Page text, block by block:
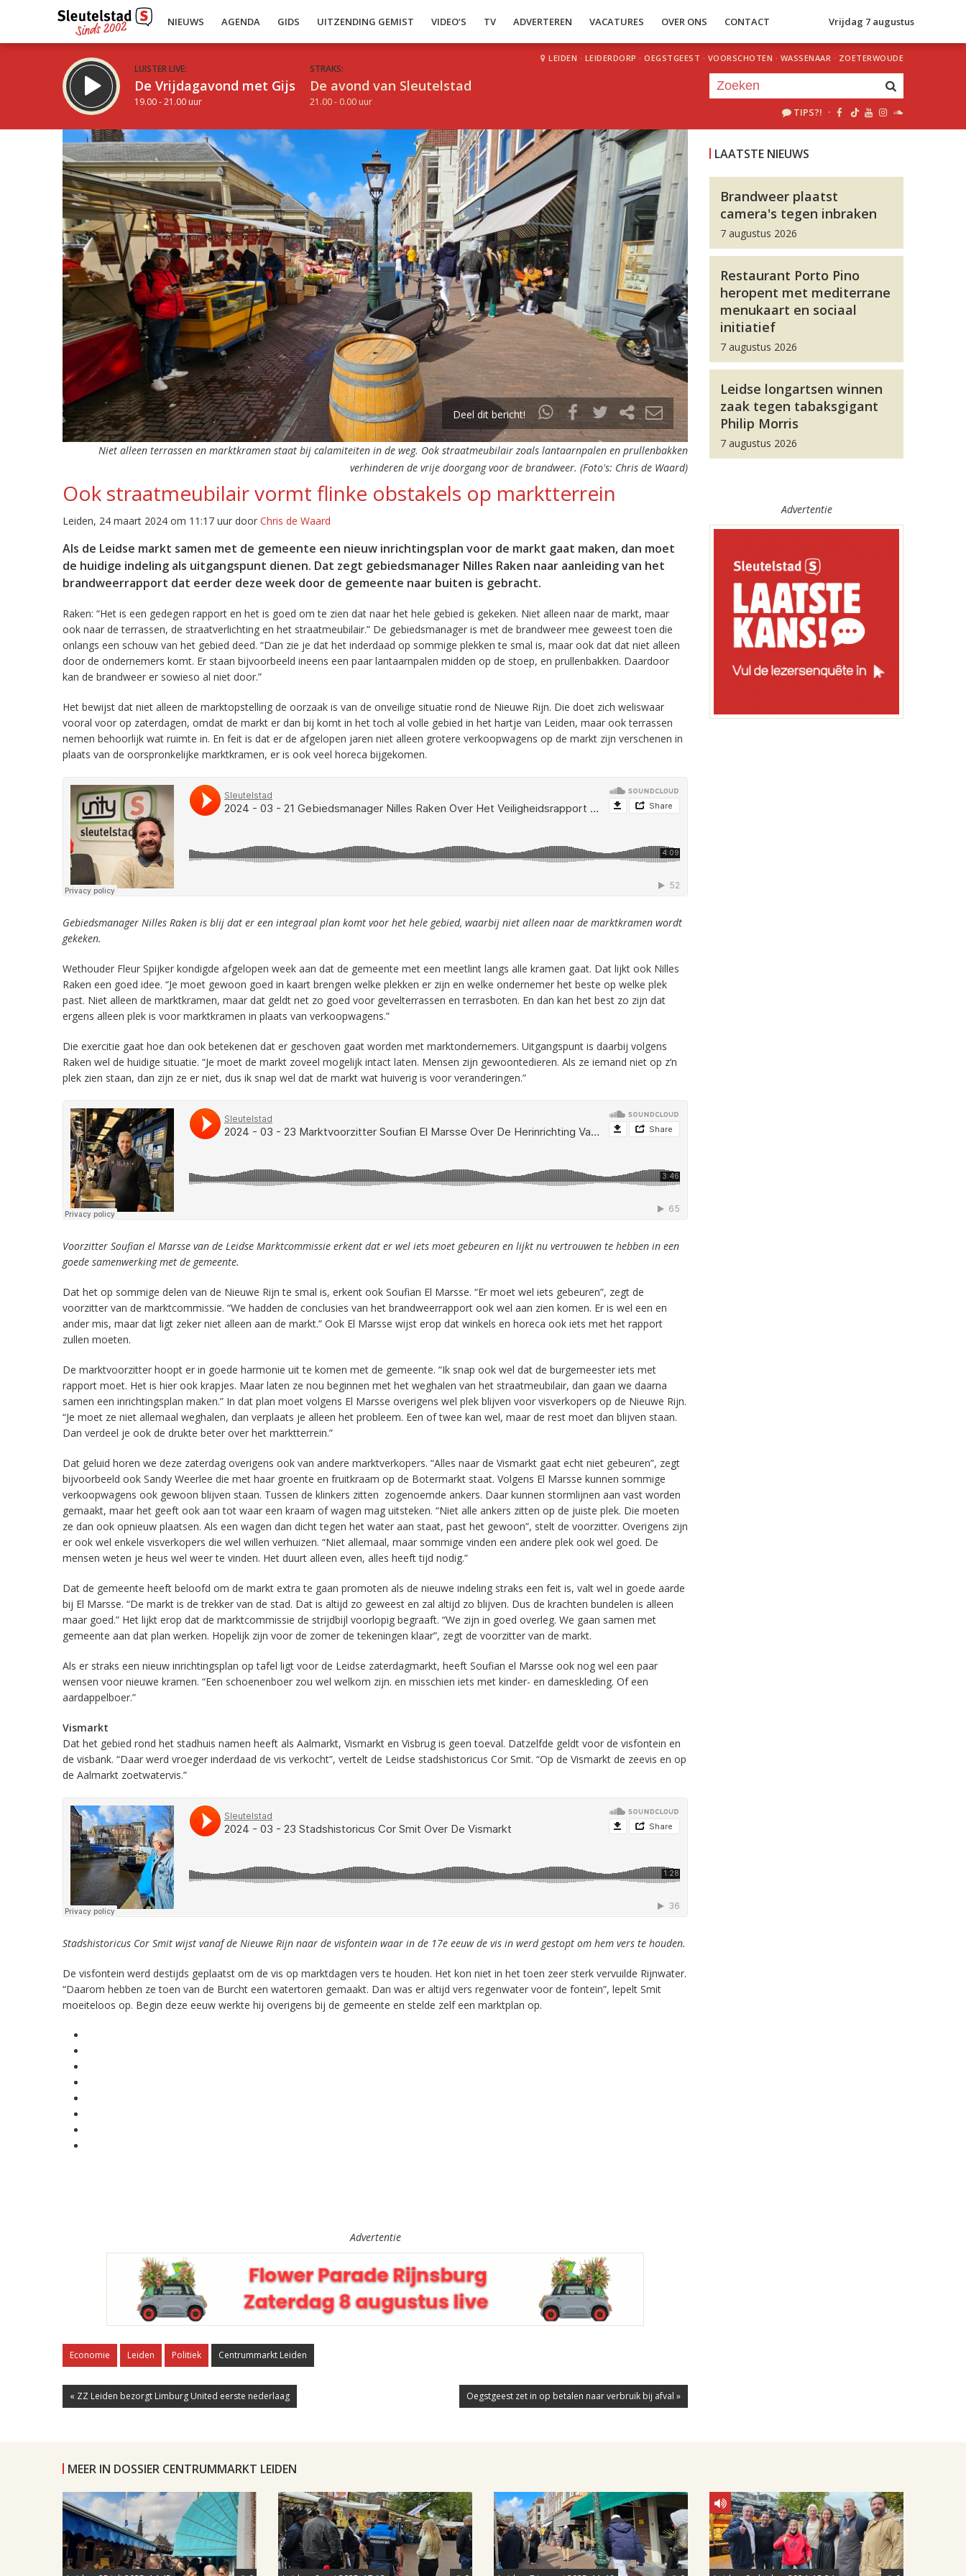
NIEUWS AGENDA GIDS UITZENDING GEMIST VIDEO’S TV ADVERTEREN VACATURES OVER ONS CONTACT Vrijdag 7 augustus
LUISTER LIVE:
De Vrijdagavond met Gijs
19.00 - 21.00 uur
STRAKS:
De avond van Sleutelstad
21.00 - 0.00 uur
LEIDEN · LEIDERDORP · OEGSTGEEST · VOORSCHOTEN · WASSENAAR · ZOETERWOUDE
TIPS?! ·
Inklappen
Deel dit bericht!
Niet alleen terrassen en marktkramen staat bij calamiteiten in de weg. Ook straatmeubilair zoals lantaarnpalen en prullenbakken
verhinderen de vrije doorgang voor de brandweer. (Foto's: Chris de Waard)
Ook straatmeubilair vormt flinke obstakels op marktterrein
Leiden, 24 maart 2024 om 11:17 uur door Chris de Waard
Als de Leidse markt samen met de gemeente een nieuw inrichtingsplan voor de markt gaat maken, dan moet
de huidige indeling als uitgangspunt dienen. Dat zegt gebiedsmanager Nilles Raken naar aanleiding van het
brandweerrapport dat eerder deze week door de gemeente naar buiten is gebracht.
Raken: “Het is een gedegen rapport en het is goed om te zien dat naar het hele gebied is gekeken. Niet alleen naar de markt, maar
ook naar de terrassen, de straatverlichting en het straatmeubilair.” De gebiedsmanager is met de brandweer mee geweest toen die
onlangs een schouw van het gebied deed. “Dan zie je dat het inderdaad op sommige plekken te smal is, maar ook dat dat niet alleen
door de ondernemers komt. Er staan bijvoorbeeld ineens een paar lantaarnpalen midden op de stoep, en prullenbakken. Daardoor
kan de brandweer er sowieso al niet door.”
Het bewijst dat niet alleen de marktopstelling de oorzaak is van de onveilige situatie rond de Nieuwe Rijn. Die doet zich weliswaar
vooral voor op zaterdagen, omdat de markt er dan bij komt in het toch al volle gebied in het hartje van Leiden, maar ook terrassen
nemen behoorlijk wat ruimte in. En feit is dat er de afgelopen jaren niet alleen grotere verkoopwagens op de markt zijn verschenen in
plaats van de oorspronkelijke marktkramen, er is ook veel horeca bijgekomen.
Gebiedsmanager Nilles Raken is blij dat er een integraal plan komt voor het hele gebied, waarbij niet alleen naar de marktkramen wordt
gekeken.
Wethouder Fleur Spijker kondigde afgelopen week aan dat de gemeente met een meetlint langs alle kramen gaat. Dat lijkt ook Nilles
Raken een goed idee. “Je moet gewoon goed in kaart brengen welke plekken er zijn en welke ondernemer het beste op welke plek
past. Niet alleen de marktkramen, maar dat geldt net zo goed voor gevelterrassen en terrasboten. En dan kan het best zo zijn dat
ergens alleen plek is voor marktkramen in plaats van verkoopwagens.”
Die exercitie gaat hoe dan ook betekenen dat er geschoven gaat worden met marktondernemers. Uitgangspunt is daarbij volgens
Raken wel de huidige situatie. “Je moet de markt zoveel mogelijk intact laten. Mensen zijn gewoontedieren. Als ze iemand niet op z’n
plek zien staan, dan zijn ze er niet, dus ik snap wel dat de markt wat huiverig is voor veranderingen.”
Voorzitter Soufian el Marsse van de Leidse Marktcommissie erkent dat er wel iets moet gebeuren en lijkt nu vertrouwen te hebben in een
goede samenwerking met de gemeente.
Dat het op sommige delen van de Nieuwe Rijn te smal is, erkent ook Soufian El Marsse. “Er moet wel iets gebeuren”, zegt de
voorzitter van de marktcommissie. “We hadden de conclusies van het brandweerrapport ook wel aan zien komen. Er is wel een en
ander mis, maar dat ligt zeker niet alleen aan de markt.” Ook El Marsse wijst erop dat winkels en horeca ook iets met het rapport
zullen moeten.
De marktvoorzitter hoopt er in goede harmonie uit te komen met de gemeente. “Ik snap ook wel dat de burgemeester iets met
rapport moet. Het is hier ook krapjes. Maar laten ze nou beginnen met het weghalen van het straatmeubilair, dan gaan we daarna
samen een inrichtingsplan maken.” In dat plan moet volgens El Marsse overigens wel plek blijven voor visverkopers op de Nieuwe Rijn.
“Je moet ze niet allemaal weghalen, dan verplaats je alleen het probleem. Een of twee kan wel, maar de rest moet dan blijven staan.
Dan verdeel je ook de drukte beter over het marktterrein.”
Dat geluid horen we deze zaterdag overigens ook van andere marktverkopers. “Alles naar de Vismarkt gaat echt niet gebeuren”, zegt
bijvoorbeeld ook Sandy Weerlee die met haar groente en fruitkraam op de Botermarkt staat. Volgens El Marsse kunnen sommige
verkoopwagens ook gewoon blijven staan. Tussen de klinkers zitten zogenoemde ankers. Daar kunnen stormlijnen aan vast worden
gemaakt, maar het geeft ook aan tot waar een kraam of wagen mag uitsteken. “Niet alle ankers zitten op de juiste plek. Die moeten
ze dan ook opnieuw plaatsen. Als een wagen dan dicht tegen het water aan staat, past het gewoon”, stelt de voorzitter. Overigens zijn
er ook wel enkele visverkopers die wel willen verhuizen. “Niet allemaal, maar sommige vinden een andere plek ook wel goed. De
mensen weten je heus wel weer te vinden. Het duurt alleen even, alles heeft tijd nodig.”
Dat de gemeente heeft beloofd om de markt extra te gaan promoten als de nieuwe indeling straks een feit is, valt wel in goede aarde
bij El Marsse. “De markt is de trekker van de stad. Dat is altijd zo geweest en zal altijd zo blijven. Dus de krachten bundelen is alleen
maar goed.” Het lijkt erop dat de marktcommissie de strijdbijl voorlopig begraaft. “We zijn in goed overleg. We gaan samen met
gemeente aan dat plan werken. Hopelijk zijn voor de zomer de tekeningen klaar”, zegt de voorzitter van de markt.
Als er straks een nieuw inrichtingsplan op tafel ligt voor de Leidse zaterdagmarkt, heeft Soufian el Marsse ook nog wel een paar
wensen voor nieuwe kramen. “Een schoenenboer zou wel welkom zijn. en misschien iets met kinder- en dameskleding. Of een
aardappelboer.”
Vismarkt
Dat het gebied rond het stadhuis namen heeft als Aalmarkt, Vismarkt en Visbrug is geen toeval. Datzelfde geldt voor de visfontein en
de visbank. “Daar werd vroeger inderdaad de vis verkocht”, vertelt de Leidse stadshistoricus Cor Smit. “Op de Vismarkt de zeevis en op
de Aalmarkt zoetwatervis.”
Stadshistoricus Cor Smit wijst vanaf de Nieuwe Rijn naar de visfontein waar in de 17e eeuw de vis in werd gestopt om hem vers te houden.
De visfontein werd destijds geplaatst om de vis op marktdagen vers te houden. Het kon niet in het toen zeer sterk vervuilde Rijnwater.
“Daarom hebben ze toen van de Burcht een watertoren gemaakt. Dan was er altijd vers regenwater voor de fontein”, lepelt Smit
moeiteloos op. Begin deze eeuw werkte hij overigens bij de gemeente en stelde zelf een marktplan op.
Advertentie
Economie Leiden Politiek Centrummarkt Leiden
« ZZ Leiden bezorgt Limburg United eerste nederlaag Oegstgeest zet in op betalen naar verbruik bij afval »
LAATSTE NIEUWS
Brandweer plaatst
camera's tegen inbraken
7 augustus 2026
Restaurant Porto Pino
heropent met mediterrane
menukaart en sociaal
initiatief
7 augustus 2026
Leidse longartsen winnen
zaak tegen tabaksgigant
Philip Morris
7 augustus 2026
Advertentie
MEER IN DOSSIER CENTRUMMARKT LEIDEN